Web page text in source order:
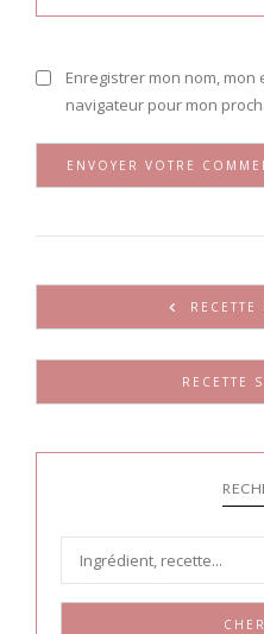
Enregistrer mon nom, mon
navigateur pour mon
RECETTE
RECETTE